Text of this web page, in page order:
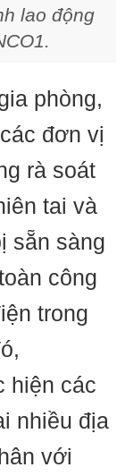
lao động
phòng,
đơn vị
rà soát
tai và
sẵn sàng
công
trong
hiện các
nhiều địa
với